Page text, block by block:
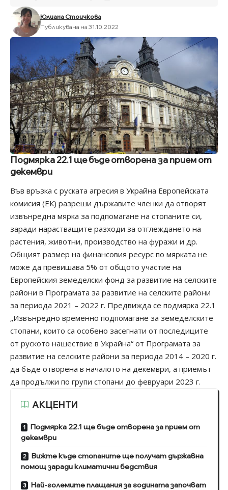
Юлиана Стоичкова
Публикувана на 31.10.2022
Подмярка 22.1 ще бъде отворена за прием от
декември
Във връзка с руската агресия в Украйна Европейската
комисия (ЕК) разреши държавите членки да отворят
извънредна мярка за подпомагане на стопаните си,
заради нарастващите разходи за отглеждането на
растения, животни, производство на фуражи и др.
Общият размер на финансовия ресурс по мярката не
може да превишава 5% от общото участие на
Европейския земеделски фонд за развитие на селските
райони в Програмата за развитие на селските райони
за периода 2021 – 2022 г. Предвижда се подмярка 22.1
„Извънредно временно подпомагане за земеделските
стопани, които са особено засегнати от последиците
от руското нашествие в Украйна“ от Програмата за
развитие на селските райони за периода 2014 – 2020 г.
да бъде отворена в началото на декември, а приемът
да продължи по групи стопани до февруари 2023 г.
АКЦЕНТИ
Подмярка 22.1 ще бъде отворена за прием от
декември
Вижте къде стопаните ще получат държавна
помощ заради климатични бедствия
Най-големите плащания за годината започват